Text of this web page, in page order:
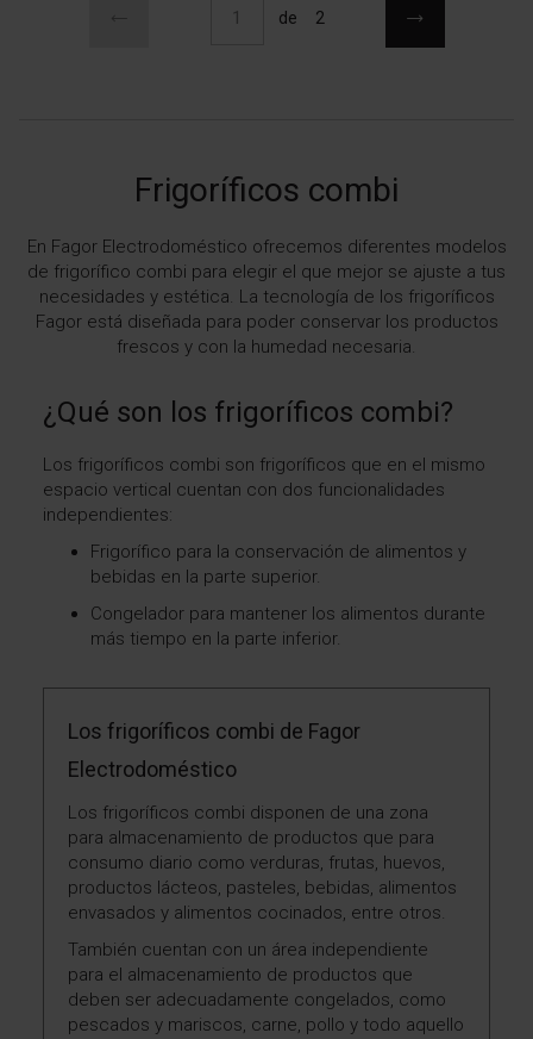
Actualmente estás leyendo página
de 2
Frigoríficos combi
En Fagor Electrodoméstico ofrecemos diferentes modelos
de frigorífico combi para elegir el que mejor se ajuste a tus
necesidades y estética. La tecnología de los frigoríficos
Fagor está diseñada para poder conservar los productos
frescos y con la humedad necesaria.
¿Qué son los frigoríficos combi?
Los frigoríficos combi son frigoríficos que en el mismo
espacio vertical cuentan con dos funcionalidades
independientes:
Frigorífico para la conservación de alimentos y
bebidas en la parte superior.
Congelador para mantener los alimentos durante
más tiempo en la parte inferior.
Los frigoríficos combi de Fagor
Electrodoméstico
Los frigoríficos combi disponen de una zona
para almacenamiento de productos que para
consumo diario como verduras, frutas, huevos,
productos lácteos, pasteles, bebidas, alimentos
envasados y alimentos cocinados, entre otros.
También cuentan con un área independiente
para el almacenamiento de productos que
deben ser adecuadamente congelados, como
pescados y mariscos, carne, pollo y todo aquello